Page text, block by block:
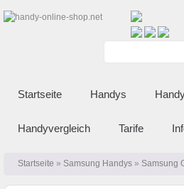
Startseite Handys
Handyvergleich Tarife
Startseite » Samsung Handys » Samsung